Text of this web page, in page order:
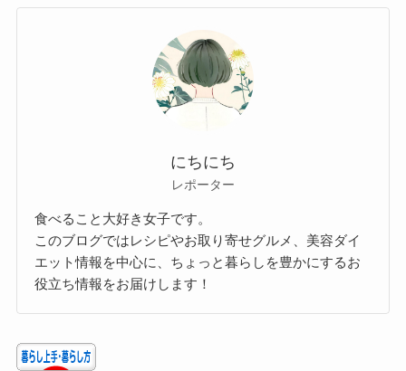
にちにち
レポーター
食べること大好き女子です。
このブログではレシピやお取り寄せグルメ、美容ダイ
エット情報を中心に、ちょっと暮らしを豊かにするお
役立ち情報をお届けします！